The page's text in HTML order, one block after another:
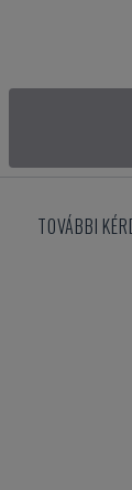
TOVÁBBI